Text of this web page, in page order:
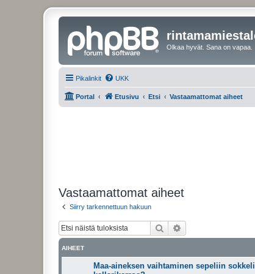
Olkaa hyvät. Sana on vapaa.
Pikalinkit UKK
Portal Etusivu Etsi Vastaamattomat aiheet
Vastaamattomat aiheet
Siirry tarkennettuun hakuun
Etsi
AIHEET
Maa-aineksen vaihtaminen sepeliin